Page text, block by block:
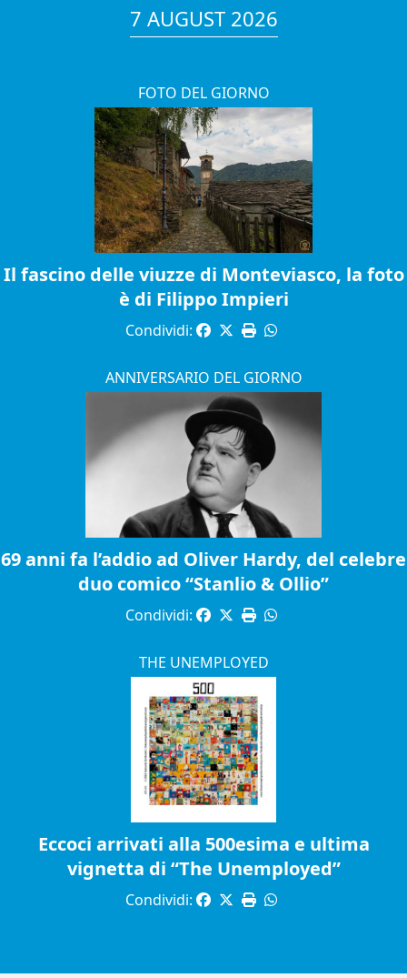
7 AUGUST 2026
FOTO DEL GIORNO
Il fascino delle viuzze di Monteviasco, la foto
è di Filippo Impieri
Condividi:
ANNIVERSARIO DEL GIORNO
69 anni fa l’addio ad Oliver Hardy, del celebre
duo comico “Stanlio & Ollio”
Condividi:
THE UNEMPLOYED
Eccoci arrivati alla 500esima e ultima
vignetta di “The Unemployed”
Condividi: